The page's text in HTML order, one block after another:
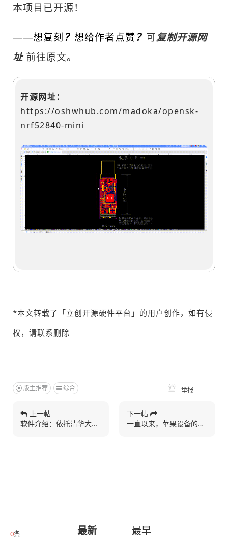
本项目已开源！
——想复刻 ？ 想给作者点赞？ 可复制开源网
址 前往原文。
开源网址：
https://oshwhub.com/madoka/opensk-
nrf52840-mini
*本文转载了「立创开源硬件平台」的用户创作，如有侵
权，请联系删除
版主推荐 综合 举报
上一帖
软件介绍：依托清华大学人...
下一帖
一直以来，苹果设备的应用...
0条 最新 最早